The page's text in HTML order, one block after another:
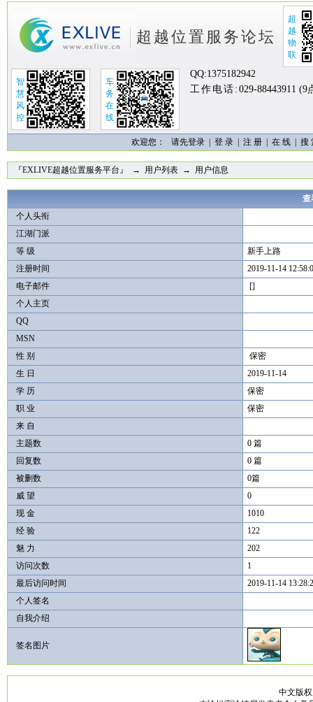
超越位置服务论坛
超
越
物
联
智
慧
风
控
车
务
在
线
QQ:1375182942
工作电话: 029-88443911 (9
欢迎您： 请先登录 | 登 录 注 册 在 线 搜
『EXLIVE超越位置服务平台』 → 用户列表→ 用户信息
查
个人头衔
江湖门派
等 级
新手上路
注册时间
2019-11-14
电子邮件
[]
个人主页
QQ
MSN
性 别
保密
生 日
2019-11-14
学 历
保密
职 业
保密
来 自
主题数
0 篇
回复数
0 篇
被删数
0篇
威 望
0
现 金
1010
经 验
122
魅 力
202
访问次数
1
最后访问时间
2019-11-14
个人签名
自我介绍
签名图片
中文版